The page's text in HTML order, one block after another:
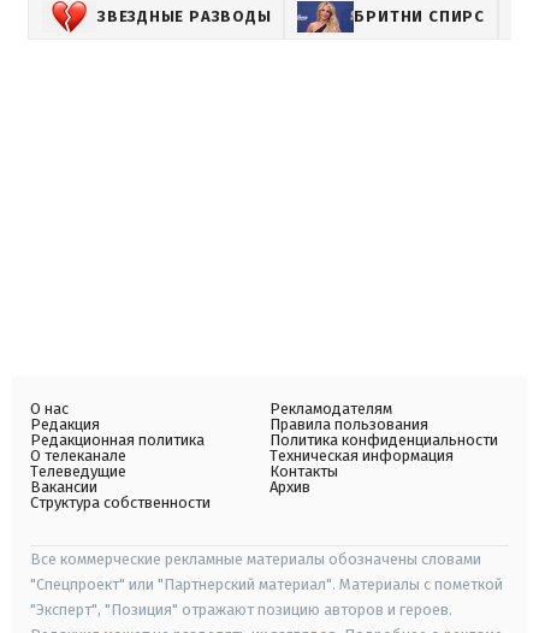
ЗВЕЗДНЫЕ РАЗВОДЫ БРИТНИ СПИРС
О нас
Редакция
Редакционная политика
О телеканале
Телеведущие
Вакансии
Структура собственности
Рекламодателям
Правила пользования
Политика конфиденциальности
Техническая информация
Контакты
Архив
Все коммерческие рекламные материалы обозначены словами
"Спецпроект" или "Партнерский материал". Материалы с пометкой
"Эксперт", "Позиция" отражают позицию авторов и героев.